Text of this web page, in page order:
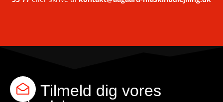
Tilmeld dig vores